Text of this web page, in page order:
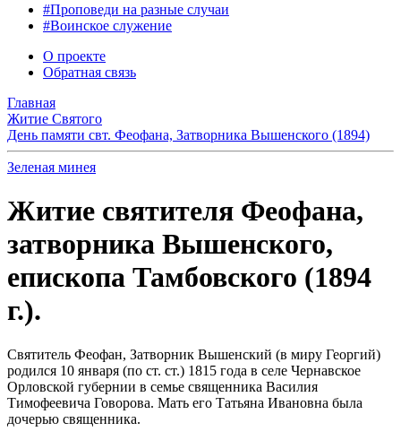
#Проповеди на разные случаи
#Воинское служение
О проекте
Обратная связь
Главная
Житие Святого
День памяти свт. Феофана, Затворника Вышенского (1894)
Зеленая минея
Житие святителя Феофана,
затворника Вышенского,
епископа Тамбовского (1894
г.).
Святитель Феофан, Затворник Вышенский (в миру Георгий)
родился 10 января (по ст. ст.) 1815 года в селе Чернавское
Орловской губернии в семье священника Василия
Тимофеевича Говорова. Мать его Татьяна Ивановна была
дочерью священника.